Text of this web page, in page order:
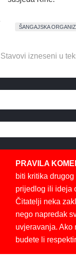
ŠANGAJSKA
Stavovi izneseni u
PRAVILA
biti kritika
prijedlog ili ideja
Čitatelji neka
nego napredak
uvjeravanja. Ako
budete li